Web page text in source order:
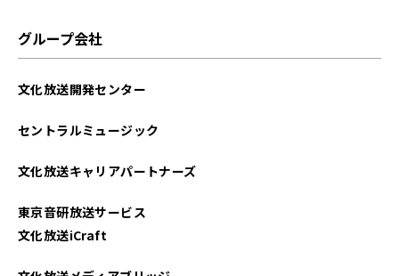
2022年12月
2021年09月
グループ会社
文化放送開発センター
セントラルミュージック
文化放送キャリアパートナーズ
東京音研放送サービス
文化放送iCraft